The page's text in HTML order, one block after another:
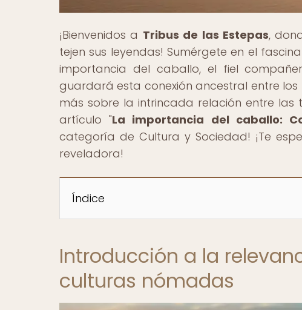
¡Bienvenidos a Tribus de las Estepas,
tejen sus leyendas! Sumérgete en el
importancia del caballo, el fiel
guardará esta conexión ancestral entre los
más sobre la intrincada relación entre las
artículo "La importancia del caballo:
categoría de Cultura y Sociedad! ¡Te
reveladora!
Índice
Introducción a la
culturas nómadas